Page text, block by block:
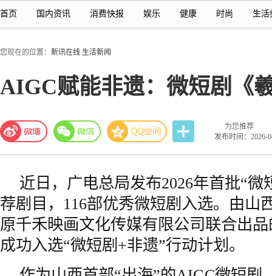
首页 国内资讯 消费快报 娱乐 健康 时尚 生活
您现在的位置： 新讯在线 生活新闻
AIGC赋能非遗：微短剧《
为您推荐
发布时间：2026-
近日，广电总局发布2026年首批“微
荐剧目，116部优秀微短剧入选。由山
原千禾映画文化传媒有限公司联合出
成功入选“微短剧+非遗”行动计划。